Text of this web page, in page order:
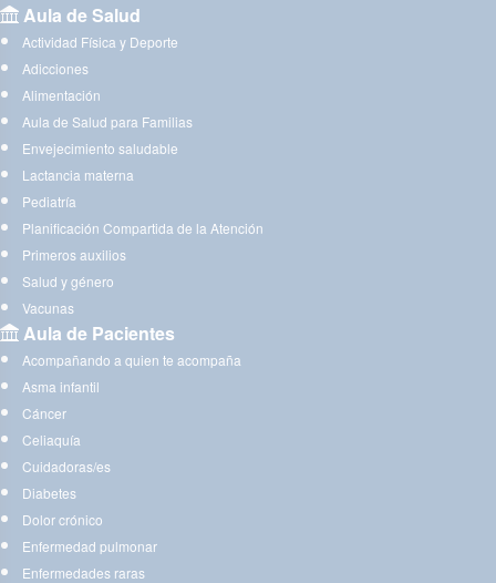
Aula de Salud
Actividad Física y Deporte
Adicciones
Alimentación
Aula de Salud para Familias
Envejecimiento saludable
Lactancia materna
Pediatría
Planificación Compartida de la Atención
Primeros auxilios
Salud y género
Vacunas
Aula de Pacientes
Acompañando a quien te acompaña
Asma infantil
Cáncer
Celiaquía
Cuidadoras/es
Diabetes
Dolor crónico
Enfermedad pulmonar
Enfermedades raras